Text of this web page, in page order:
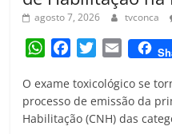
agosto 7, 2026 tvconca
W
a
t
s
c
e
b
i
t
t
a
i
l
O exame toxicológico se
processo de emissão da
Habilitação (CNH) das